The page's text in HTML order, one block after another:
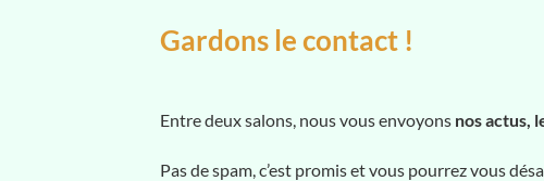
Gardons le contact !
Entre deux salons, nous vous envoyons nos actus,
Pas de spam, c’est promis et vous pourrez vous